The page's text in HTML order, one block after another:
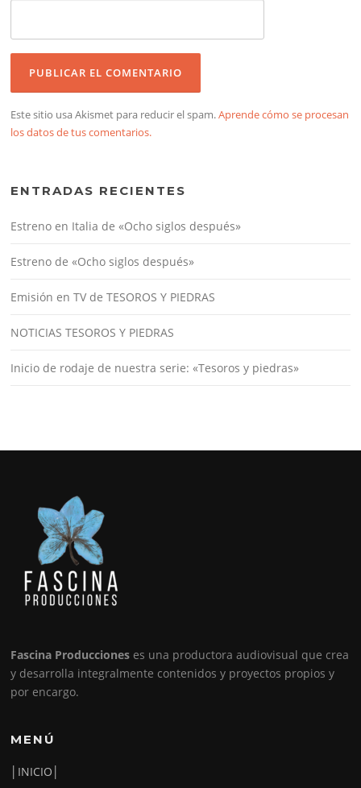
Este sitio usa Akismet para reducir el spam.Aprende cómo se procesan
los datos de tus comentarios.
ENTRADAS RECIENTES
Estreno en Italia de «Ocho siglos después»
Estreno de «Ocho siglos después»
Emisión en TV de TESOROS Y PIEDRAS
NOTICIAS TESOROS Y PIEDRAS
Inicio de rodaje de nuestra serie: «Tesoros y piedras»
Fascina Producciones es una productora audiovisual que crea
y desarrolla integralmente contenidos y proyectos propios y
por encargo.
MENÚ
│INICIO│